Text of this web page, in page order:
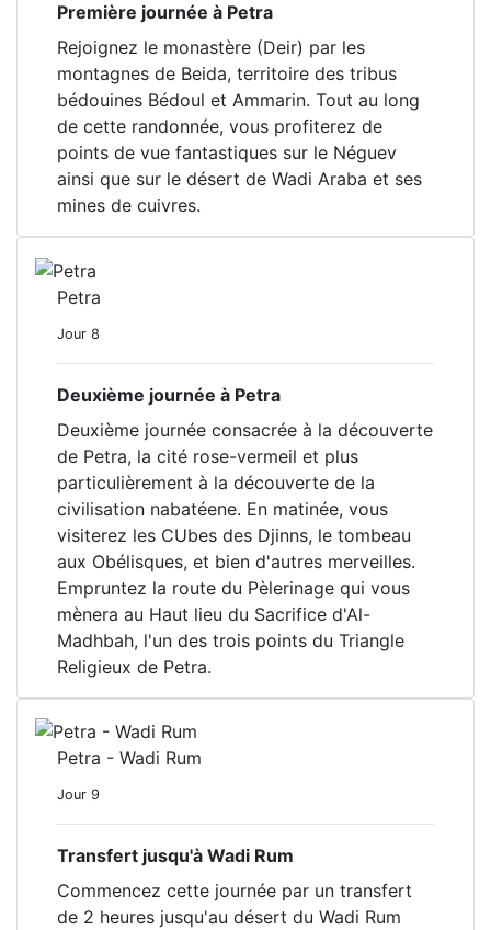
Première journée à Petra
Rejoignez le monastère (Deir) par les
montagnes de Beida, territoire des tribus
bédouines Bédoul et Ammarin. Tout au long
de cette randonnée, vous profiterez de
points de vue fantastiques sur le Néguev
ainsi que sur le désert de Wadi Araba et ses
mines de cuivres.
Petra
Jour 8
Deuxième journée à Petra
Deuxième journée consacrée à la découverte
de Petra, la cité rose-vermeil et plus
particulièrement à la découverte de la
civilisation nabatéene. En matinée, vous
visiterez les CUbes des Djinns, le tombeau
aux Obélisques, et bien d'autres merveilles.
Empruntez la route du Pèlerinage qui vous
mènera au Haut lieu du Sacrifice d'Al-
Madhbah, l'un des trois points du Triangle
Religieux de Petra.
Petra - Wadi Rum
Jour 9
Transfert jusqu'à Wadi Rum
Commencez cette journée par un transfert
de 2 heures jusqu'au désert du Wadi Rum